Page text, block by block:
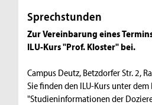
Sprechstunden
Zur Vereinbarung eines
ILU-Kurs "Prof. Kloster" bei.
Campus Deutz, Betzdorfer Str. 2,
Sie finden den ILU-Kurs unter dem
"Studieninformationen der